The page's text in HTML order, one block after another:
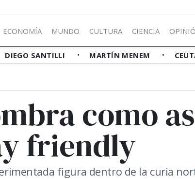
ECONOMÍA MUNDO CULTURA CIENCIA
DIEGO SANTILLI MARTÍN MENEM
como
friendly
figura dentro de la curia